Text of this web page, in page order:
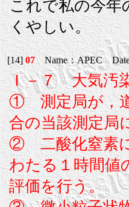
これで私の今年
くやしい。
[14]07Name：APEC Date
Ｉ－７ 大気汚
① 測定局が，道
合の当該測定局
② 二酸化窒素に
わたる１時間値
評価を行う。